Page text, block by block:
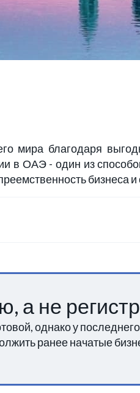
мира благодаря
в ОАЭ - один из
бизнеса
а не
однако у
ранее начатые